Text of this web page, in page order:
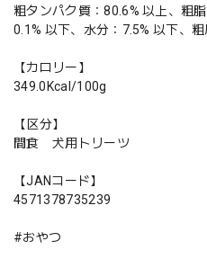
粗タンパク質：80.6% 以上、粗
0.1% 以下、水分：7.5% 以下、
【カロリー】
349.0Kcal/100g
【区分】
間食 犬用トリーツ
【JANコード】
4571378735239
#おやつ